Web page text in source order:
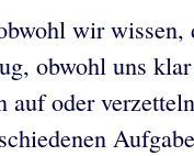
wir
obwohl uns
oder